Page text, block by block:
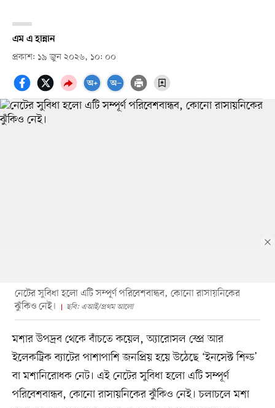
এম এ হান্নান
প্রকাশ: ১৯ জুন ২০২৬, ১০: ০০
নেটের সুবিধা হলো এটি সম্পূর্ণ পরিবেশবান্ধব, কোনো রাসায়নিকের
ঝুঁকিও নেই।
ছবি: এআই/প্রথম আলো
মশার উপদ্রব থেকে বাঁচতে কয়েল, অ্যারোসল স্প্রে আর
ইলেকট্রিক ব্যাটের পাশাপাশি জনপ্রিয় হয়ে উঠেছে ‘ইনসেক্ট শিল্ড’
বা মশানিরোধক নেট। এই নেটের সুবিধা হলো এটি সম্পূর্ণ
পরিবেশবান্ধব, কোনো রাসায়নিকের ঝুঁকিও নেই। চলাচলে মশা